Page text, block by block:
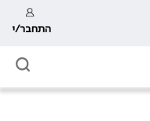
התחבר/י